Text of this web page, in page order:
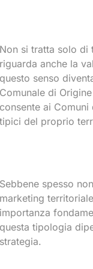
Non si tratta solo di
riguarda anche la
questo senso
Comunale di
consente ai
tipici del proprio
Sebbene spesso
marketing
importanza
questa tipologia
strategia.